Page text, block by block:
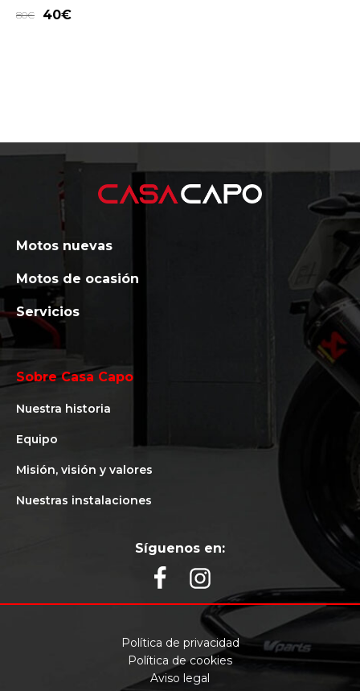
80€ 40€
Motos nuevas
Motos de ocasión
Servicios
Sobre Casa Capo
Nuestra historia
Equipo
Misión, visión y valores
Nuestras instalaciones
Síguenos en:
Política de privacidad
Política de cookies
Aviso legal